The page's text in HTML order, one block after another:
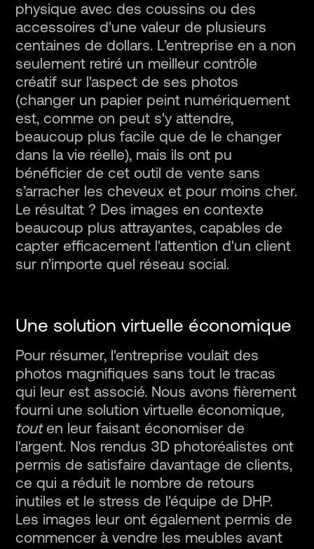
physique avec des coussins ou des
accessoires d'une valeur de plusieurs
centaines de dollars. L’entreprise en a non
seulement retiré un meilleur contrôle
créatif sur l'aspect de ses photos
(changer un papier peint numériquement
est, comme on peut s'y attendre,
beaucoup plus facile que de le changer
dans la vie réelle), mais ils ont pu
bénéficier de cet outil de vente sans
s’arracher les cheveux et pour moins cher.
Le résultat ? Des images en contexte
beaucoup plus attrayantes, capables de
capter efficacement l'attention d'un client
sur n’importe quel réseau social.
Une solution virtuelle économique
Pour résumer, l'entreprise voulait des
photos magnifiques sans tout le tracas
qui leur est associé. Nous avons fièrement
fourni une solution virtuelle économique,
touten leur faisant économiser de
l'argent. Nos rendus 3D photoréalistes ont
permis de satisfaire davantage de clients,
ce qui a réduit le nombre de retours
inutiles et le stress de l'équipe de DHP.
Les images leur ont également permis de
commencer à vendre les meubles avant